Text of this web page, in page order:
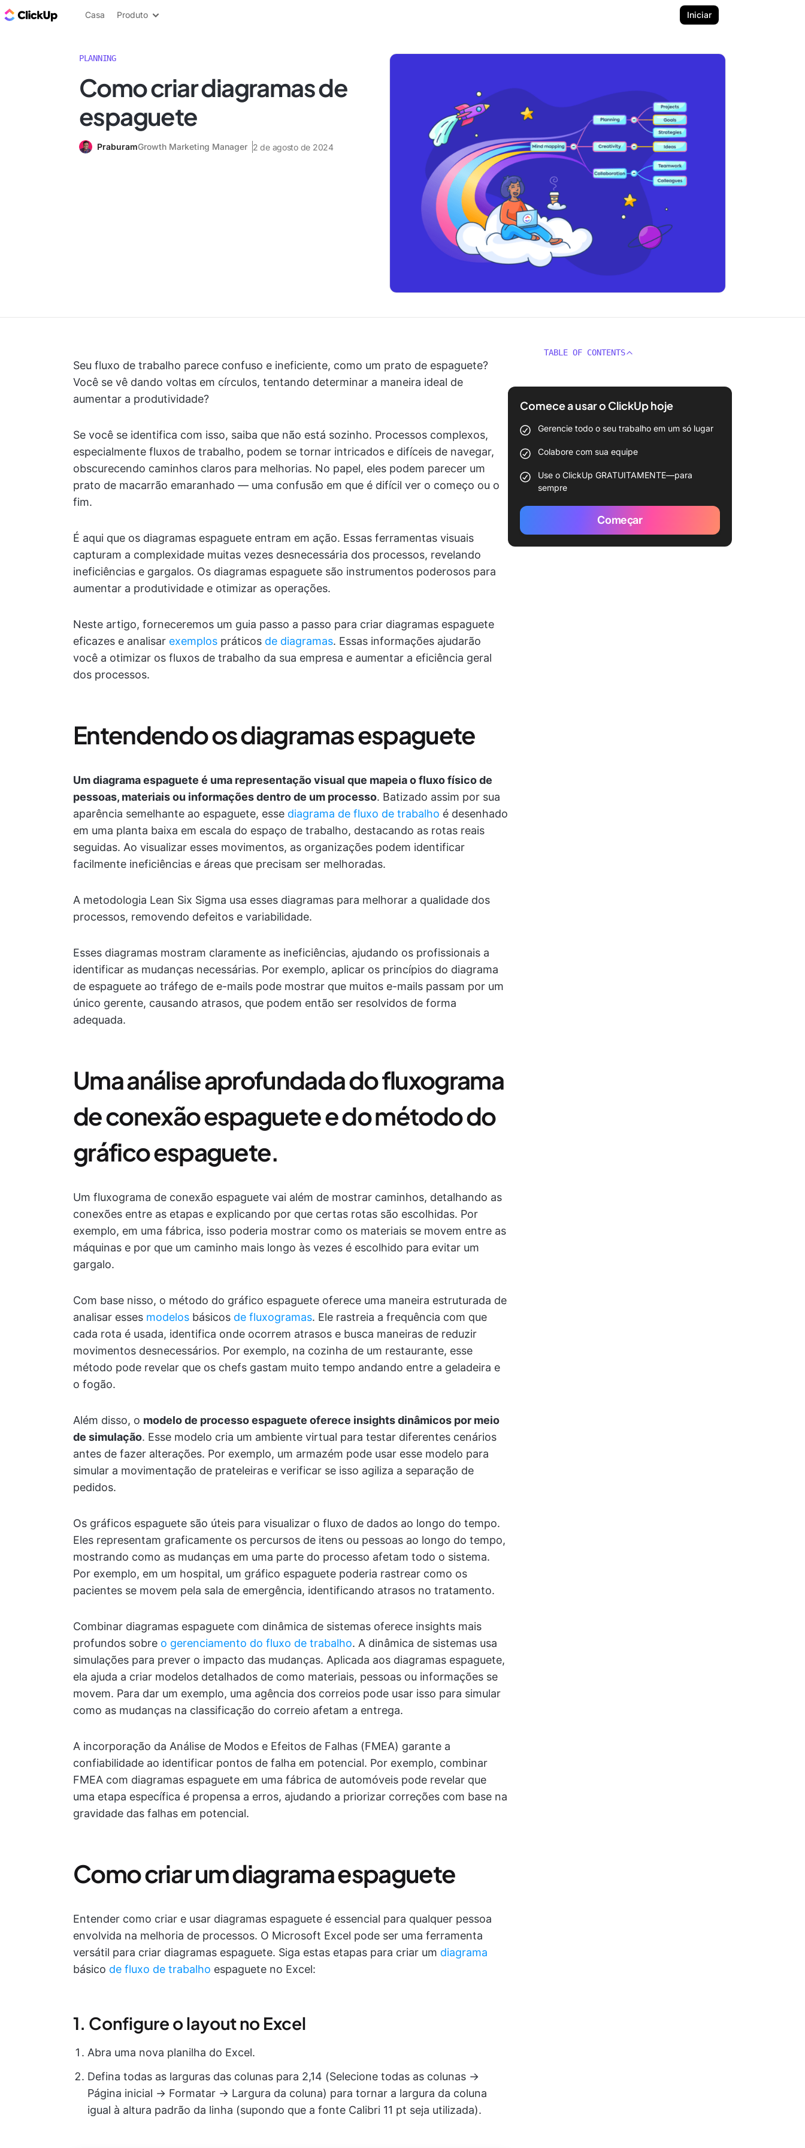
ClickUp Blogue
Casa Produto Iniciar
PLANNING
Como criar diagramas de
espaguete
PraburamGrowth Marketing Manager 2 de agosto de 2024
Seu fluxo de trabalho parece confuso e ineficiente, como um prato de espaguete?
Você se vê dando voltas em círculos, tentando determinar a maneira ideal de
aumentar a produtividade?
Se você se identifica com isso, saiba que não está sozinho. Processos complexos,
especialmente fluxos de trabalho, podem se tornar intricados e difíceis de navegar,
obscurecendo caminhos claros para melhorias. No papel, eles podem parecer um
prato de macarrão emaranhado — uma confusão em que é difícil ver o começo ou o
fim.
É aqui que os diagramas espaguete entram em ação. Essas ferramentas visuais
capturam a complexidade muitas vezes desnecessária dos processos, revelando
ineficiências e gargalos. Os diagramas espaguete são instrumentos poderosos para
aumentar a produtividade e otimizar as operações.
Neste artigo, forneceremos um guia passo a passo para criar diagramas espaguete
eficazes e analisar exemplos práticos de diagramas. Essas informações ajudarão
você a otimizar os fluxos de trabalho da sua empresa e aumentar a eficiência geral
dos processos.
Entendendo os diagramas espaguete
Um diagrama espaguete é uma representação visual que mapeia o fluxo físico de
pessoas, materiais ou informações dentro de um processo. Batizado assim por sua
aparência semelhante ao espaguete, esse diagrama de fluxo de trabalho é desenhado
em uma planta baixa em escala do espaço de trabalho, destacando as rotas reais
seguidas. Ao visualizar esses movimentos, as organizações podem identificar
facilmente ineficiências e áreas que precisam ser melhoradas.
A metodologia Lean Six Sigma usa esses diagramas para melhorar a qualidade dos
processos, removendo defeitos e variabilidade.
Esses diagramas mostram claramente as ineficiências, ajudando os profissionais a
identificar as mudanças necessárias. Por exemplo, aplicar os princípios do diagrama
de espaguete ao tráfego de e-mails pode mostrar que muitos e-mails passam por um
único gerente, causando atrasos, que podem então ser resolvidos de forma
adequada.
Uma análise aprofundada do fluxograma
de conexão espaguete e do método do
gráfico espaguete.
Um fluxograma de conexão espaguete vai além de mostrar caminhos, detalhando as
conexões entre as etapas e explicando por que certas rotas são escolhidas. Por
exemplo, em uma fábrica, isso poderia mostrar como os materiais se movem entre as
máquinas e por que um caminho mais longo às vezes é escolhido para evitar um
gargalo.
Com base nisso, o método do gráfico espaguete oferece uma maneira estruturada de
analisar esses modelos básicos de fluxogramas. Ele rastreia a frequência com que
cada rota é usada, identifica onde ocorrem atrasos e busca maneiras de reduzir
movimentos desnecessários. Por exemplo, na cozinha de um restaurante, esse
método pode revelar que os chefs gastam muito tempo andando entre a geladeira e
o fogão.
Além disso, o modelo de processo espaguete oferece insights dinâmicos por meio
de simulação. Esse modelo cria um ambiente virtual para testar diferentes cenários
antes de fazer alterações. Por exemplo, um armazém pode usar esse modelo para
simular a movimentação de prateleiras e verificar se isso agiliza a separação de
pedidos.
Os gráficos espaguete são úteis para visualizar o fluxo de dados ao longo do tempo.
Eles representam graficamente os percursos de itens ou pessoas ao longo do tempo,
mostrando como as mudanças em uma parte do processo afetam todo o sistema.
Por exemplo, em um hospital, um gráfico espaguete poderia rastrear como os
pacientes se movem pela sala de emergência, identificando atrasos no tratamento.
Combinar diagramas espaguete com dinâmica de sistemas oferece insights mais
profundos sobre o gerenciamento do fluxo de trabalho. A dinâmica de sistemas usa
simulações para prever o impacto das mudanças. Aplicada aos diagramas espaguete,
ela ajuda a criar modelos detalhados de como materiais, pessoas ou informações se
movem. Para dar um exemplo, uma agência dos correios pode usar isso para simular
como as mudanças na classificação do correio afetam a entrega.
A incorporação da Análise de Modos e Efeitos de Falhas (FMEA) garante a
confiabilidade ao identificar pontos de falha em potencial. Por exemplo, combinar
FMEA com diagramas espaguete em uma fábrica de automóveis pode revelar que
uma etapa específica é propensa a erros, ajudando a priorizar correções com base na
gravidade das falhas em potencial.
Como criar um diagrama espaguete
Entender como criar e usar diagramas espaguete é essencial para qualquer pessoa
envolvida na melhoria de processos. O Microsoft Excel pode ser uma ferramenta
versátil para criar diagramas espaguete. Siga estas etapas para criar um diagrama
básico de fluxo de trabalho espaguete no Excel:
1. Configure o layout no Excel
Abra uma nova planilha do Excel.
Defina todas as larguras das colunas para 2,14 (Selecione todas as colunas →
Página inicial → Formatar → Largura da coluna) para tornar a largura da coluna
igual à altura padrão da linha (supondo que a fonte Calibri 11 pt seja utilizada).
TABLE OF CONTENTS
Comece a usar o ClickUp hoje
Gerencie todo o seu trabalho em um só lugar
Colabore com sua equipe
Use o ClickUp GRATUITAMENTE—para
sempre
Começar